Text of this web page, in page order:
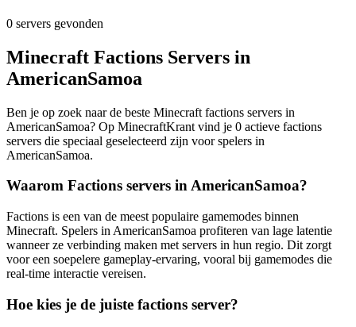
0 servers gevonden
Minecraft Factions Servers in
AmericanSamoa
Ben je op zoek naar de beste Minecraft factions servers in
AmericanSamoa? Op MinecraftKrant vind je 0 actieve factions
servers die speciaal geselecteerd zijn voor spelers in
AmericanSamoa.
Waarom Factions servers in AmericanSamoa?
Factions is een van de meest populaire gamemodes binnen
Minecraft. Spelers in AmericanSamoa profiteren van lage latentie
wanneer ze verbinding maken met servers in hun regio. Dit zorgt
voor een soepelere gameplay-ervaring, vooral bij gamemodes die
real-time interactie vereisen.
Hoe kies je de juiste factions server?